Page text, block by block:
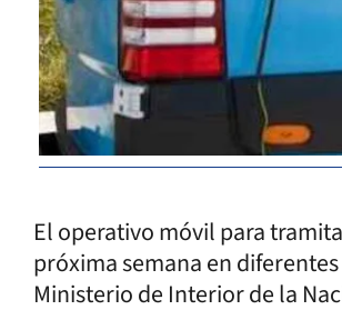
El operativo móvil para
próxima semana en
Ministerio de Interior de la